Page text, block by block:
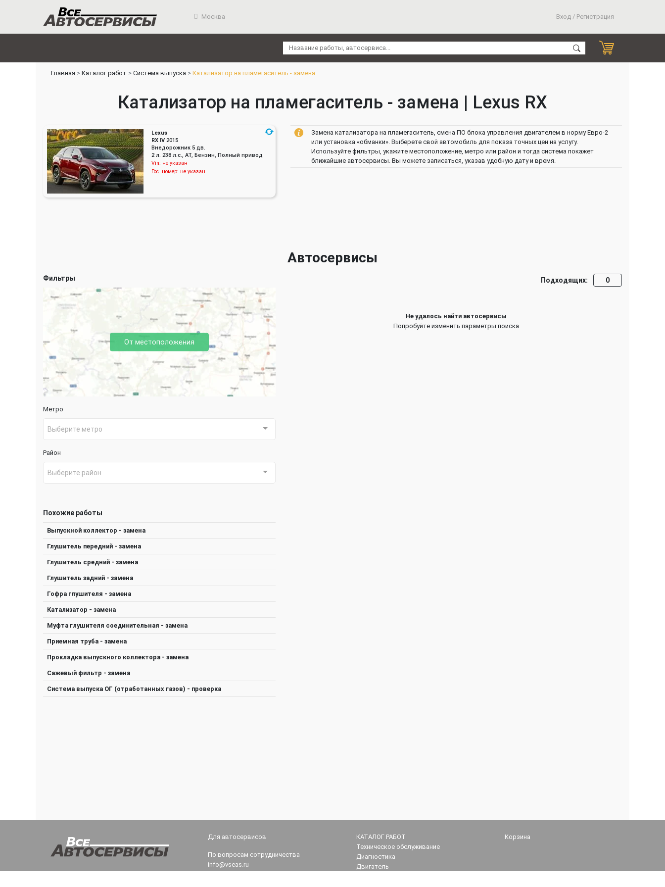
Москва Вход / Регистрация
Главная Каталог работ Система выпуска Катализатор на пламегаситель - замена
Катализатор на пламегаситель - замена | Lexus RX
Lexus
RX IV 2015
Внедорожник 5 дв.
2 л. 238 л.с., AT, Бензин, Полный привод
Vin: не указан
Гос. номер: не указан
Замена катализатора на пламегаситель, смена ПО блока управления двигателем в норму Евро-2
или установка «обманки». Выберете свой автомобиль для показа точных цен на услугу.
Используйте фильтры, укажите местоположение, метро или район и тогда система покажет
ближайшие автосервисы. Вы можете записаться, указав удобную дату и время.
Автосервисы
Фильтры
От местоположения
Метро
Выберите метро
Район
Выберите район
Похожие работы
Выпускной коллектор - замена
Глушитель передний - замена
Глушитель средний - замена
Глушитель задний - замена
Гофра глушителя - замена
Катализатор - замена
Муфта глушителя соединительная - замена
Приемная труба - замена
Прокладка выпускного коллектора - замена
Сажевый фильтр - замена
Система выпуска ОГ (отработанных газов) - проверка
Подходящих: 0
Не удалось найти автосервисы
Попробуйте изменить параметры поиска
Для автосервисов
По вопросам сотрудничества
info@vseas.ru
КАТАЛОГ РАБОТ
Техническое обслуживание
Диагностика
Двигатель
Корзина